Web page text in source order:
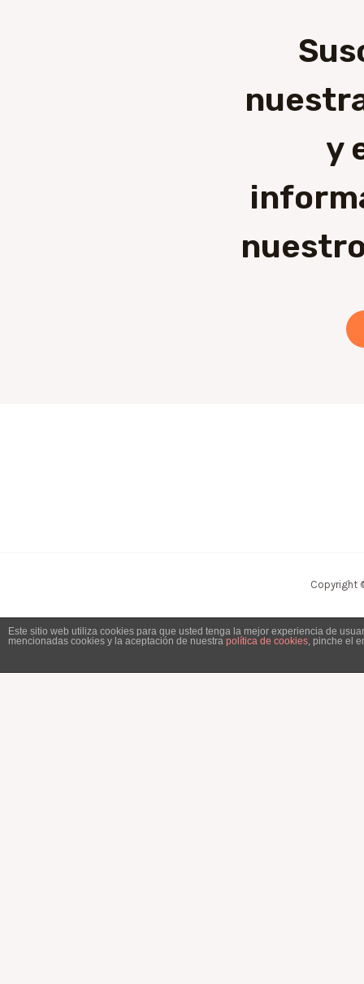
y
Copyright
Este sitio web utiliza cookies para que usted tenga la mejor experiencia de
mencionadas cookies y la aceptación de nuestra política de cookies , pinche el